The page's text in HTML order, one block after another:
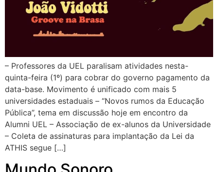
– Professores da UEL paralisam atividades nesta-
quinta-feira (1º) para cobrar do governo pagamento da
data-base. Movimento é unificado com mais 5
universidades estaduais – “Novos rumos da Educação
Pública”, tema em discussão hoje em encontro da
Alumni UEL – Associação de ex-alunos da Universidade
– Coleta de assinaturas para implantação da Lei da
ATHIS segue […]